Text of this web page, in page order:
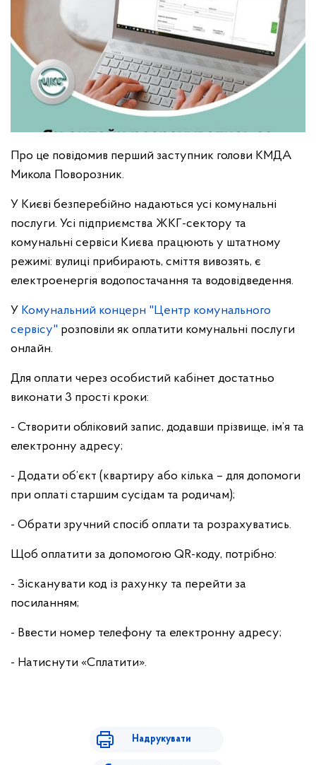
Про це повідомив перший заступник голови КМДА
Микола Поворозник.
У Києві безперебійно надаються усі комунальні
послуги. Усі підприємства ЖКГ-сектору та
комунальні сервіси Києва працюють у штатному
режимі: вулиці прибирають, сміття вивозять, є
електроенергія водопостачання та водовідведення.
У Комунальний концерн "Центр комунального
сервісу" розповіли як оплатити комунальні послуги
онлайн.
Для оплати через особистий кабінет достатньо
виконати 3 прості кроки:
- Створити обліковий запис, додавши прізвище, ім’я та
електронну адресу;
- Додати об’єкт (квартиру або кілька – для допомоги
при оплаті старшим сусідам та родичам);
- Обрати зручний спосіб оплати та розрахуватись.
Щоб оплатити за допомогою QR-коду, потрібно:
- Зісканувати код із рахунку та перейти за
посиланням;
- Ввести номер телефону та електронну адресу;
- Натиснути «Сплатити».
Надрукувати